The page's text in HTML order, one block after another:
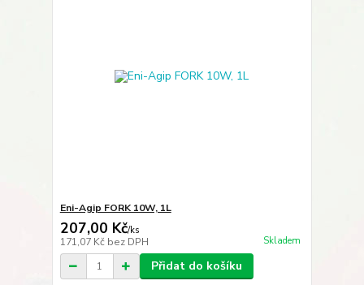
Eni-Agip FORK 10W, 1L
207,00 Kč/ks
171,07 Kč bez DPH Skladem
Přidat do košíku